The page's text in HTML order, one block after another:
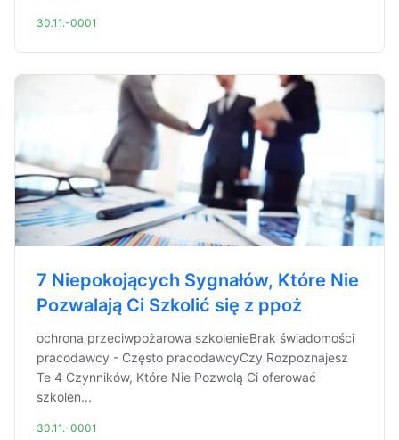
30.11.-0001
7 Niepokojących Sygnałów, Które Nie
Pozwalają Ci Szkolić się z ppoż
ochrona przeciwpożarowa szkolenieBrak świadomości
pracodawcy - Często pracodawcyCzy Rozpoznajesz
Te 4 Czynników, Które Nie Pozwolą Ci oferować
szkolen...
30.11.-0001